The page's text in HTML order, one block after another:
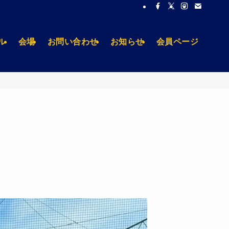
会場 お問い合わせ お知らせ 会員ページ